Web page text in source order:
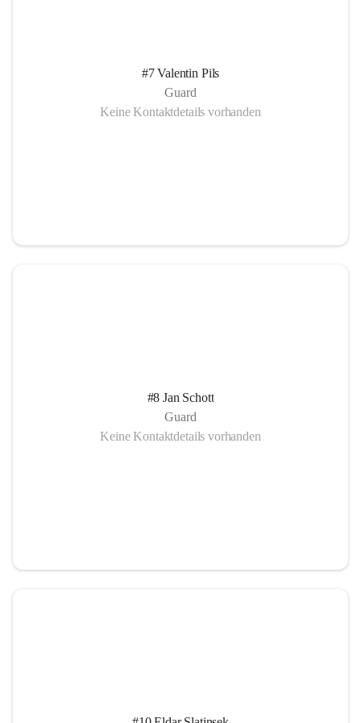
#7 Valentin Pils
Guard
Keine Kontaktdetails vorhanden
#8 Jan Schott
Guard
Keine Kontaktdetails vorhanden